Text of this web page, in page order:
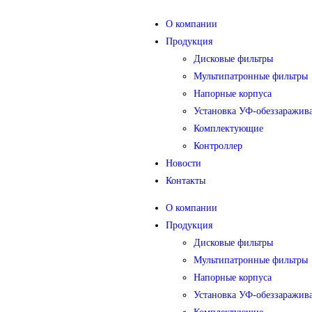
О компании
Продукция
Дисковые фильтры
Мультипатронные фильтры
Напорные корпуса
Установка УФ-
Комплектующие
Контроллер
Новости
Контакты
О компании
Продукция
Дисковые фильтры
Мультипатронные фильтры
Напорные корпуса
Установка УФ-